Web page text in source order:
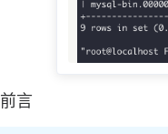
前言